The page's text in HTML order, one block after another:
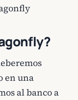
en una
al banco a